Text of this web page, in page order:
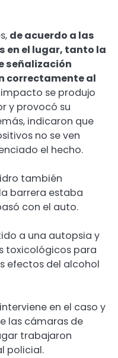
de acuerdo a las
en el lugar, tanto la
señalización
correctamente al
impacto se produjo
y provocó su
indicaron que
no se ven
el hecho.
también
barrera estaba
con el auto.
a una autopsia y
toxicológicos para
efectos del alcohol
en el caso y
las cámaras de
trabajaron
policial.